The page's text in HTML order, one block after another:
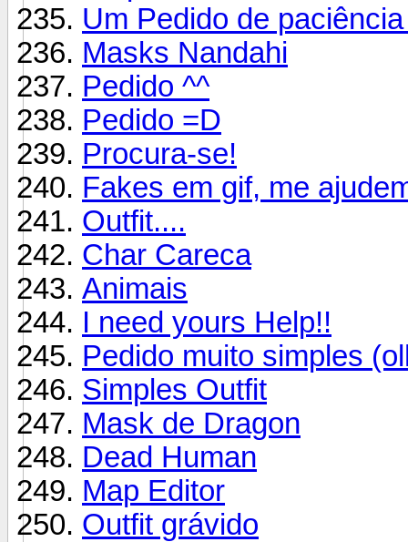
Um Pedido de
Masks Nandahi
Pedido ^^
Pedido =D
Procura-se!
Fakes em gif, me
Outfit....
Char Careca
Animais
I need yours Help!!
Pedido muito simples
Simples Outfit
Mask de Dragon
Dead Human
Map Editor
Outfit grávido